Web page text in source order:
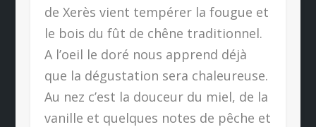
de Xerès vient tempérer la fougue et
le bois du fût de chêne traditionnel.
A l’oeil le doré nous apprend déjà
que la dégustation sera chaleureuse.
Au nez c’est la douceur du miel, de la
vanille et quelques notes de pêche et